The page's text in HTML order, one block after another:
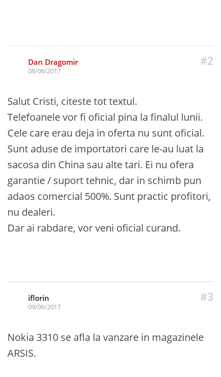
#2
Dan Dragomir
08/06/2017
Salut Cristi, citeste tot textul.
Telefoanele vor fi oficial pina la finalul lunii.
Cele care erau deja in oferta nu sunt oficial.
Sunt aduse de importatori care le-au luat la
sacosa din China sau alte tari. Ei nu ofera
garantie / suport tehnic, dar in schimb pun
adaos comercial 500%. Sunt practic profitori,
nu dealeri.
Dar ai rabdare, vor veni oficial curand.
#3
iflorin
09/06/2017
Nokia 3310 se afla la vanzare in magazinele
ARSIS.